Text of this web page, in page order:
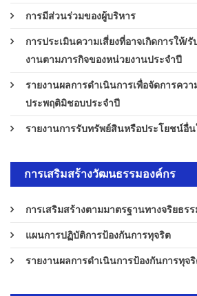
การมีส่วนร่วมของผู้บริหาร
การประเมินความเสี่ยงที่อาจเกิดการให้/
งานตามภารกิจของหน่วยงานประจำปี
รายงานผลการดำเนินการเพื่อจัดการควา
ประพฤติมิชอบประจำปี
รายงานการรับทรัพย์สินหรือประโยชน์อื่น
การเสริมสร้างวัฒนธรรมองค์กร
การเสริมสร้างตามมาตรฐานทางจริยธร
แผนการปฏิบัติการป้องกันการทุจริต
รายงานผลการดำเนินการป้องกันการทุจ